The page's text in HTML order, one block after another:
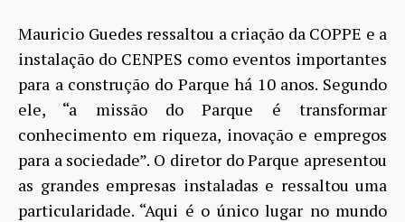
Mauricio Guedes ressaltou a criação da COPPE e a
instalação do CENPES como eventos importantes
para a construção do Parque há 10 anos. Segundo
ele, “a missão do Parque é transformar
conhecimento em riqueza, inovação e empregos
para a sociedade”. O diretor do Parque apresentou
as grandes empresas instaladas e ressaltou uma
particularidade. “Aqui é o único lugar no mundo